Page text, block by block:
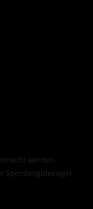
werden.
Spendengütesiegel.